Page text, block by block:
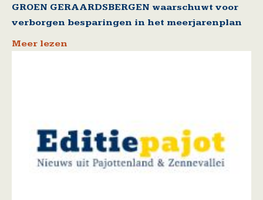
GROEN GERAARDSBERGEN waarschuwt voor
verborgen besparingen in het meerjarenplan
Meer lezen